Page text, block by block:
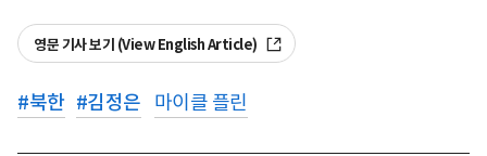
영문 기사 보기 (View English Article)
#북한 #김정은 마이클 플린